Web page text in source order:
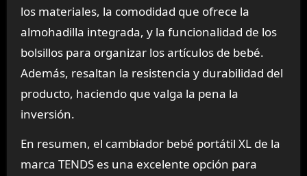
los materiales, la comodidad que ofrece la
almohadilla integrada, y la funcionalidad de los
bolsillos para organizar los artículos de bebé.
Además, resaltan la resistencia y durabilidad del
producto, haciendo que valga la pena la
inversión.
En resumen, el cambiador bebé portátil XL de la
marca TENDS es una excelente opción para